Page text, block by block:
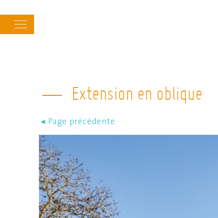
Main
navigation
Extension en oblique